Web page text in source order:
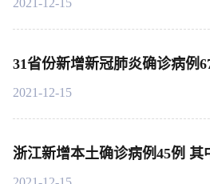
2021-12-15
31省份新增新冠肺炎确诊病例
2021-12-15
浙江新增本土确诊病例45例 其